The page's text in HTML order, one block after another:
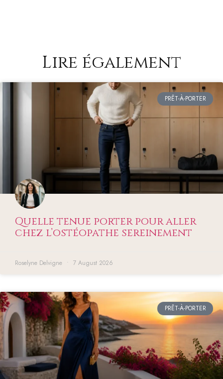
Lire également
PRÊT-À-PORTER
Quelle tenue porter pour aller
chez l’ostéopathe sereinement
Roselyne Delvigne 7 August 2026
PRÊT-À-PORTER